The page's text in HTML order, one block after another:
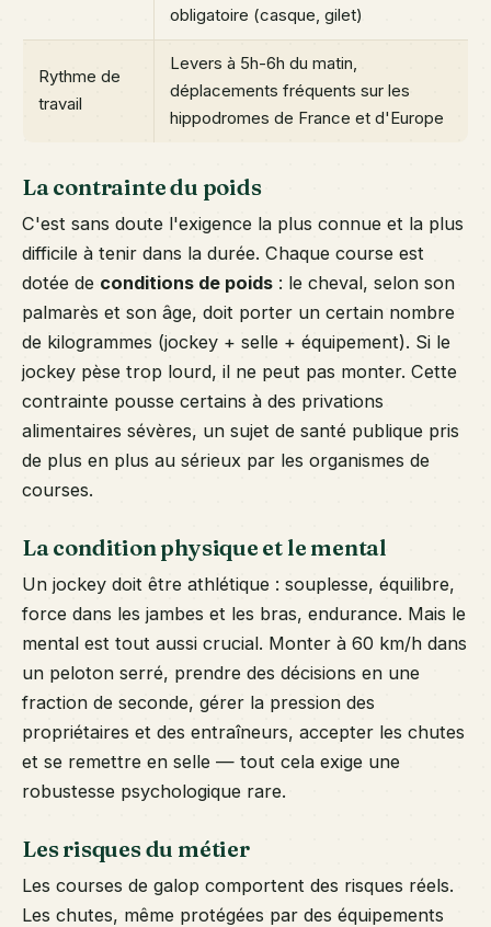
obligatoire (casque, gilet)
Rythme de
travail
Levers à 5h-6h du matin,
déplacements fréquents sur les
hippodromes de France et d'Europe
La contrainte du poids
C'est sans doute l'exigence la plus connue et la plus
difficile à tenir dans la durée. Chaque course est
dotée de conditions de poids : le cheval, selon son
palmarès et son âge, doit porter un certain nombre
de kilogrammes (jockey + selle + équipement). Si le
jockey pèse trop lourd, il ne peut pas monter. Cette
contrainte pousse certains à des privations
alimentaires sévères, un sujet de santé publique pris
de plus en plus au sérieux par les organismes de
courses.
La condition physique et le mental
Un jockey doit être athlétique : souplesse, équilibre,
force dans les jambes et les bras, endurance. Mais le
mental est tout aussi crucial. Monter à 60 km/h dans
un peloton serré, prendre des décisions en une
fraction de seconde, gérer la pression des
propriétaires et des entraîneurs, accepter les chutes
et se remettre en selle — tout cela exige une
robustesse psychologique rare.
Les risques du métier
Les courses de galop comportent des risques réels.
Les chutes, même protégées par des équipements